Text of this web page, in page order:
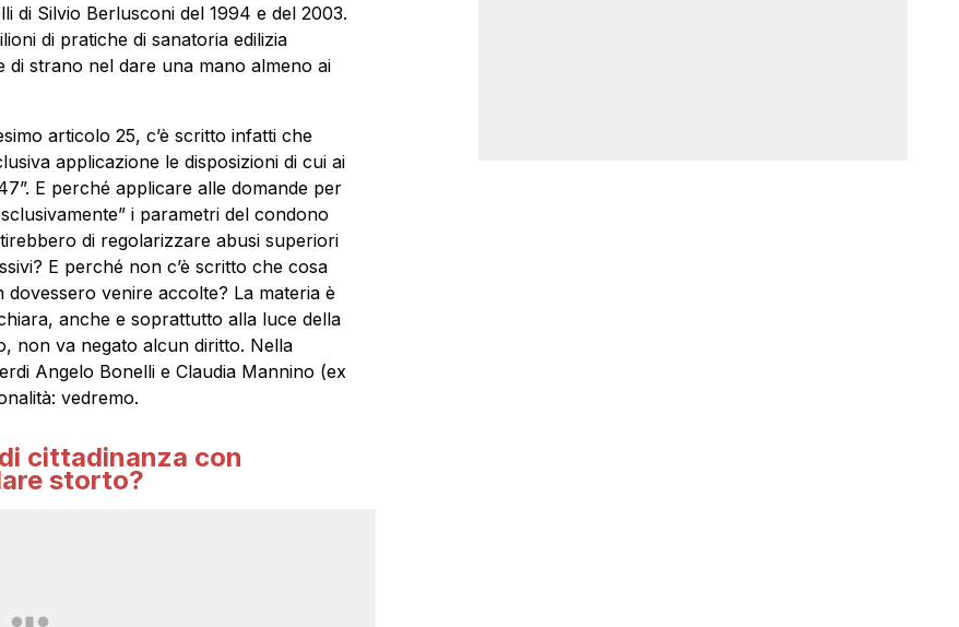
di Silvio Berlusconi del 1994 e del 2003.
di pratiche di sanatoria edilizia
di strano nel dare una mano almeno ai
articolo 25, c’è scritto infatti che
applicazione le disposizioni di cui ai
E perché applicare alle domande per
i parametri del condono
di regolarizzare abusi superiori
E perché non c’è scritto che cosa
venire accolte? La materia è
anche e soprattutto alla luce della
non va negato alcun diritto. Nella
Angelo Bonelli e Claudia Mannino (ex
vedremo.
cittadinanza con
storto?